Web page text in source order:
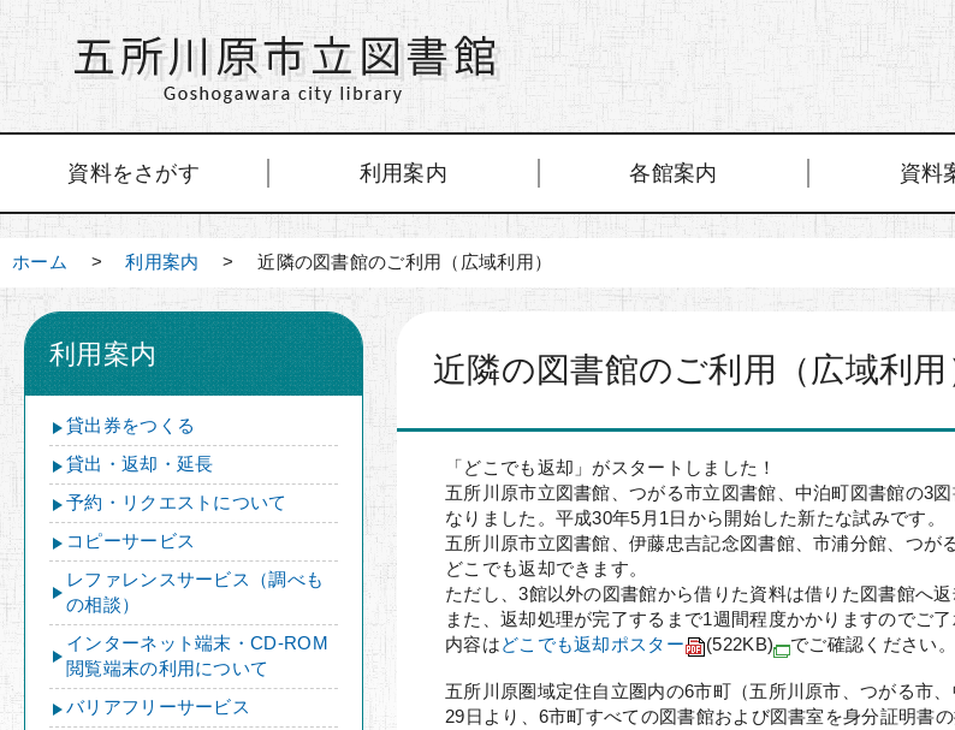
資料をさがす 利用案内 各館案内 資料
ホーム >利用案内 > 近隣の図書館のご利用（広域利用）
近隣の図書館のご利用（広域利用
「どこでも返却」がスタートしました！
五所川原市立図書館、つがる市立図書館、中泊町図書館の3
なりました。平成30年5月1日から開始した新たな試みです。
五所川原市立図書館、伊藤忠吉記念図書館、市浦分館、つ
どこでも返却できます。
ただし、3館以外の図書館から借りた資料は借りた図書館へ返
また、返却処理が完了するまで1週間程度かかりますのでご了
内容はどこでも返却ポスター (522KB) でご確認ください。
五所川原圏域定住自立圏内の6市町（五所川原市、つがる市
29日より、6市町すべての図書館および図書室を身分証明書
利用案内
貸出券をつくる
貸出・返却・延長
予約・リクエストについて
コピーサービス
レファレンスサービス（調べも
の相談）
インターネット端末・CD-ROM
閲覧端末の利用について
バリアフリーサービス